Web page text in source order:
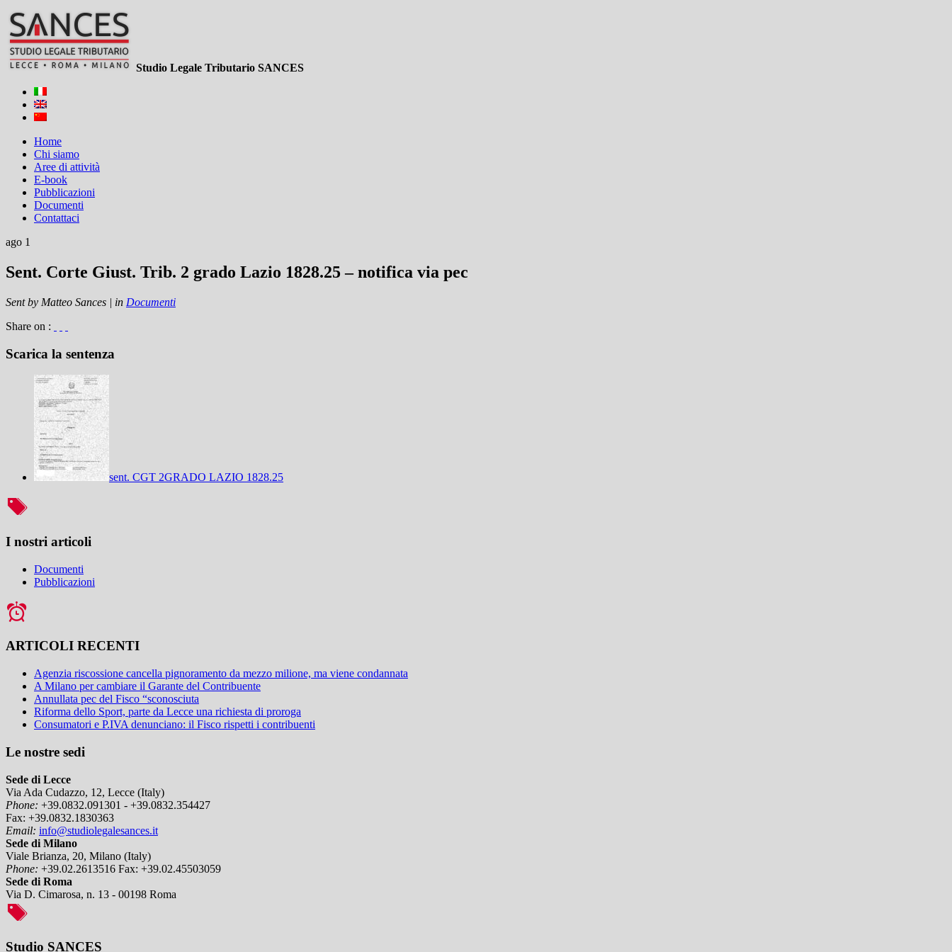
Studio Legale Tributario SANCES
Home
Chi siamo
Aree di attività
E-book
Pubblicazioni
Documenti
Contattaci
ago 1
Sent. Corte Giust. Trib. 2 grado Lazio 1828.25 – notifica via pec
Sent by Matteo Sances | in Documenti
Share on :
Scarica la sentenza
sent. CGT 2GRADO LAZIO 1828.25
I nostri articoli
Documenti
Pubblicazioni
ARTICOLI RECENTI
Agenzia riscossione cancella pignoramento da mezzo milione, ma viene condannata
A Milano per cambiare il Garante del Contribuente
Annullata pec del Fisco “sconosciuta
Riforma dello Sport, parte da Lecce una richiesta di proroga
Consumatori e P.IVA denunciano: il Fisco rispetti i contribuenti
Le nostre sedi
Sede di Lecce
Via Ada Cudazzo, 12, Lecce (Italy)
Phone: +39.0832.091301 - +39.0832.354427
Fax: +39.0832.1830363
Email: info@studiolegalesances.it
Sede di Milano
Viale Brianza, 20, Milano (Italy)
Phone: +39.02.2613516 Fax: +39.02.45503059
Sede di Roma
Via D. Cimarosa, n. 13 - 00198 Roma
Studio SANCES